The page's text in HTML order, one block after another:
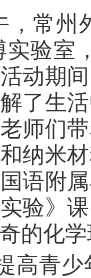
，常州
实验室
动期
了生
师们
纳米
语附
验》
的化
高青